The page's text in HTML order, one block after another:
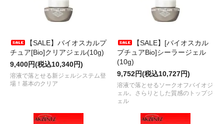
【SALE】バイオスカルプ
チュア[Bio]クリアジェル(10g)
9,400円(税込10,340円)
溶液で落とせる新ジェルシステム登
場！基本のクリア
【SALE】[バイオスカル
プチュアBio]シーラージェル
(10g)
9,752円(税込10,727円)
溶液で落とせるソークオフバイオジ
ェル。さらりとした質感のトップジ
ェル